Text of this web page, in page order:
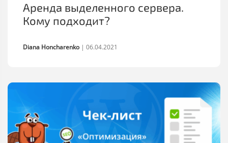
Аренда выделенного сервера.
Кому подходит?
Diana Honcharenko | 06.04.2021